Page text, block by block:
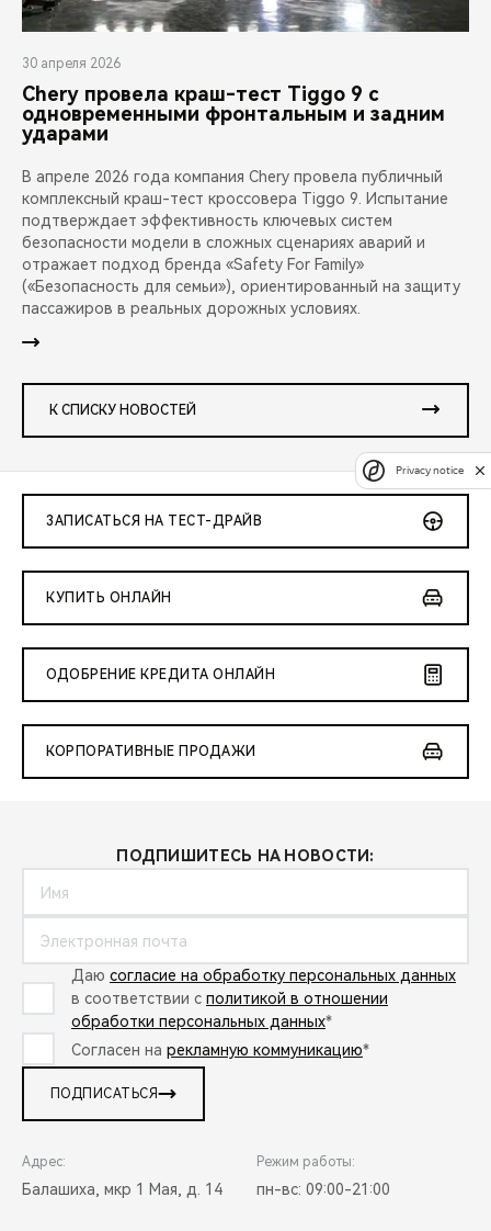
30 апреля 2026
Chery провела краш-тест Tiggo 9 с
одновременными фронтальным и задним
ударами
В апреле 2026 года компания Chery провела публичный
комплексный краш-тест кроссовера Tiggo 9. Испытание
подтверждает эффективность ключевых систем
безопасности модели в сложных сценариях аварий и
отражает подход бренда «Safety For Family»
(«Безопасность для семьи»), ориентированный на защиту
пассажиров в реальных дорожных условиях.
К СПИСКУ НОВОСТЕЙ
ЗАПИСАТЬСЯ НА ТЕСТ-ДРАЙВ
КУПИТЬ ОНЛАЙН
ОДОБРЕНИЕ КРЕДИТА ОНЛАЙН
КОРПОРАТИВНЫЕ ПРОДАЖИ
ПОДПИШИТЕСЬ НА НОВОСТИ:
Даю согласие на обработку персональных данных
в соответствии с политикой в отношении
обработки персональных данных*
Согласен на рекламную коммуникацию*
ПОДПИСАТЬСЯ
Адрес:
Балашиха, мкр 1 Мая, д. 14
Режим работы:
пн-вс: 09:00-21:00
Privacy notice